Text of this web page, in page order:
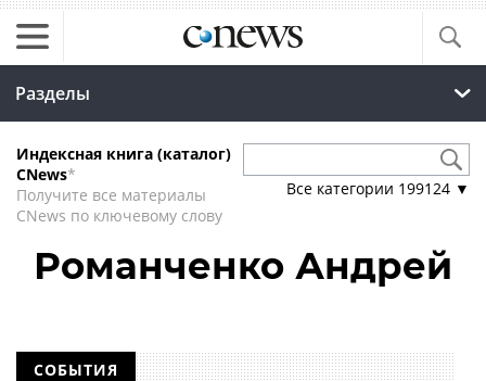
Разделы
Индексная книга (каталог)
CNews*
Получите все материалы
CNews по ключевому слову
Все категории 199124 ▼
Романченко Андрей
СОБЫТИЯ